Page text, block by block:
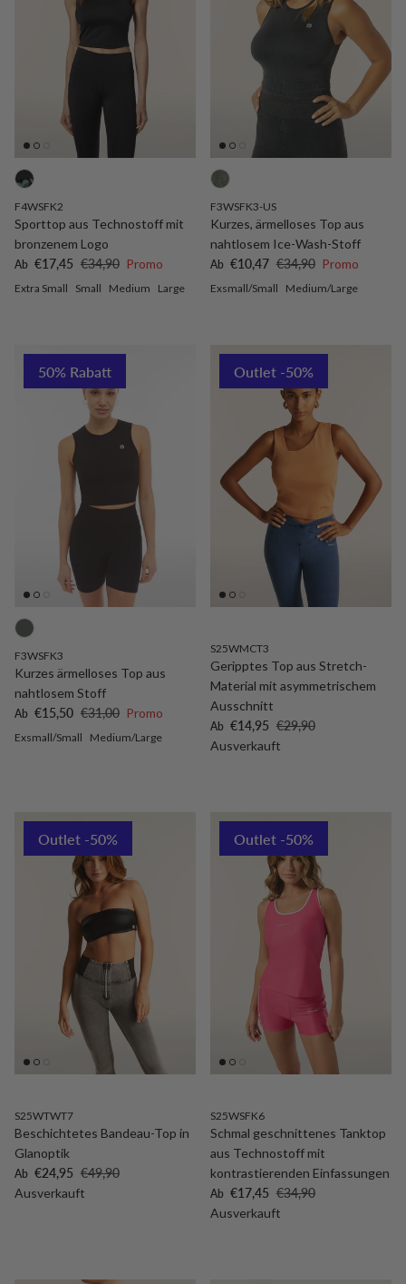
F4WSFK2
Sporttop aus Technostoff mit
bronzenem Logo
Verkaufspreis
Ab €17,45 Normaler Preis
€34,90 Promo
Extra Small Small Medium Large
F3WSFK3-US
Kurzes, ärmelloses Top aus
nahtlosem Ice-Wash-Stoff
Verkaufspreis
Ab €10,47 Normaler Preis
€34,90 Promo
Exsmall/Small Medium/Large
50% Rabatt
F3WSFK3
Kurzes ärmelloses Top aus
nahtlosem Stoff
Verkaufspreis
Ab €15,50 Normaler Preis
€31,00 Promo
Exsmall/Small Medium/Large
Outlet -50%
S25WMCT3
Geripptes Top aus Stretch-
Material mit asymmetrischem
Ausschnitt
Verkaufspreis
Ab €14,95 Normaler Preis
€29,90
Ausverkauft
Outlet -50%
S25WTWT7
Beschichtetes Bandeau-Top in
Glanoptik
Verkaufspreis
Ab €24,95 Normaler Preis
€49,90
Ausverkauft
Outlet -50%
S25WSFK6
Schmal geschnittenes Tanktop
aus Technostoff mit
kontrastierenden Einfassungen
Verkaufspreis
Ab €17,45 Normaler Preis
€34,90
Ausverkauft